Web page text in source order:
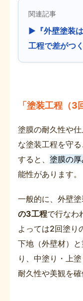
関連記事
▶『外壁塗装
工程で差がつく
「塗装工程（3
塗膜の耐久性や
な塗装工程を守
すると、 塗膜の
能性があります。
一般的に、外壁塗
の3工程で行なわ
よっては2回塗り
下地（外壁材）
り、中塗り・上
耐久性や美観を確